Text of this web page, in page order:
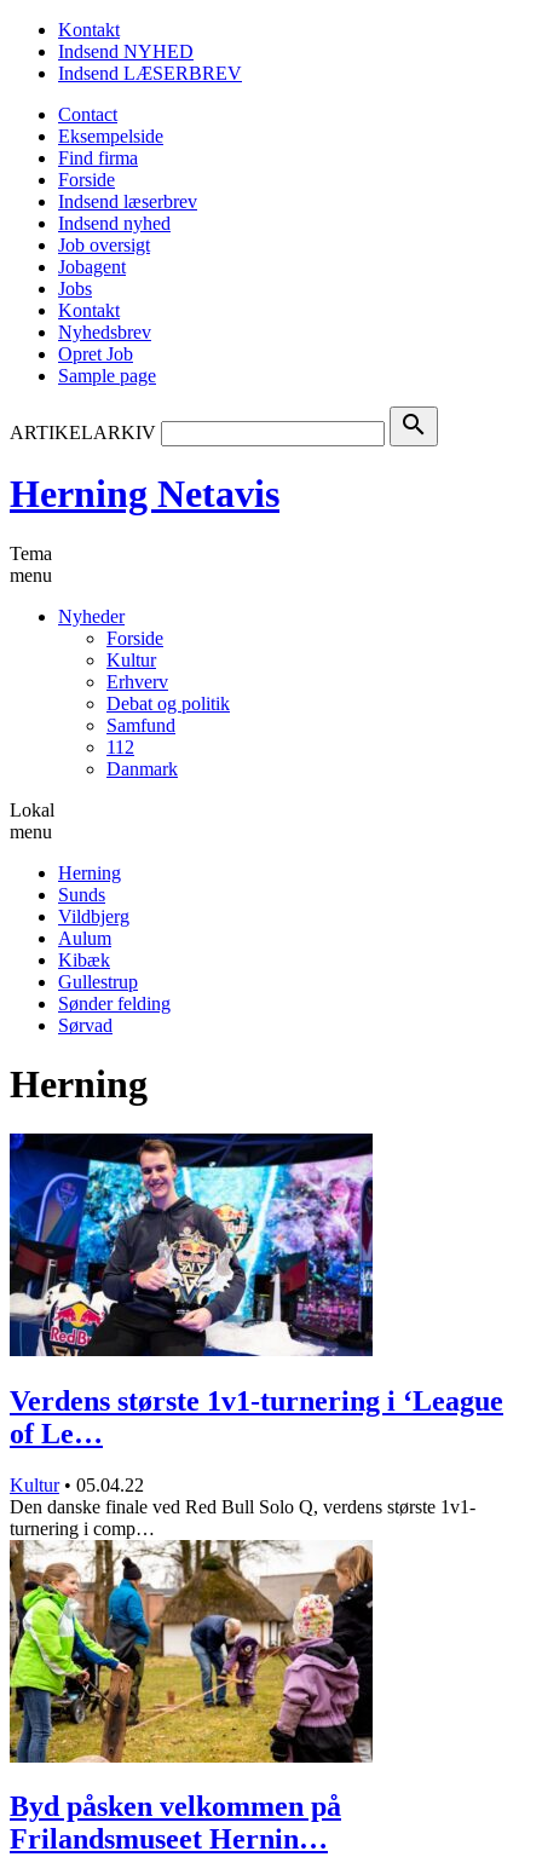
Kontakt
Indsend NYHED
Indsend LÆSERBREV
Contact
Eksempelside
Find firma
Forside
Indsend læserbrev
Indsend nyhed
Job oversigt
Jobagent
Jobs
Kontakt
Nyhedsbrev
Opret Job
Sample page
ARTIKELARKIV search
Herning Netavis
Tema
menu
Nyheder
Forside
Kultur
Erhverv
Debat og politik
Samfund
112
Danmark
Lokal
menu
Herning
Sunds
Vildbjerg
Aulum
Kibæk
Gullestrup
Sønder felding
Sørvad
Herning
Verdens største 1v1-turnering i ‘League
of Le…
Kultur • 05.04.22
Den danske finale ved Red Bull Solo Q, verdens største 1v1-
turnering i comp…
Byd påsken velkommen på
Frilandsmuseet Hernin…